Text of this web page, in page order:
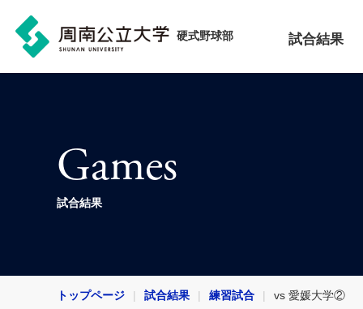
硬式野球部 試合結果
Games
試合結果
トップページ 試合結果 練習試合 vs 愛媛大学②